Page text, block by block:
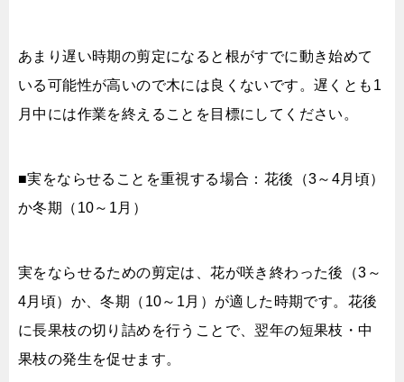
あまり遅い時期の剪定になると根がすでに動き始めて
いる可能性が高いので木には良くないです。遅くとも1
月中には作業を終えることを目標にしてください。
■実をならせることを重視する場合：花後（3～4月頃）
か冬期（10～1月）
実をならせるための剪定は、花が咲き終わった後（3～
4月頃）か、冬期（10～1月）が適した時期です。花後
に長果枝の切り詰めを行うことで、翌年の短果枝・中
果枝の発生を促せます。